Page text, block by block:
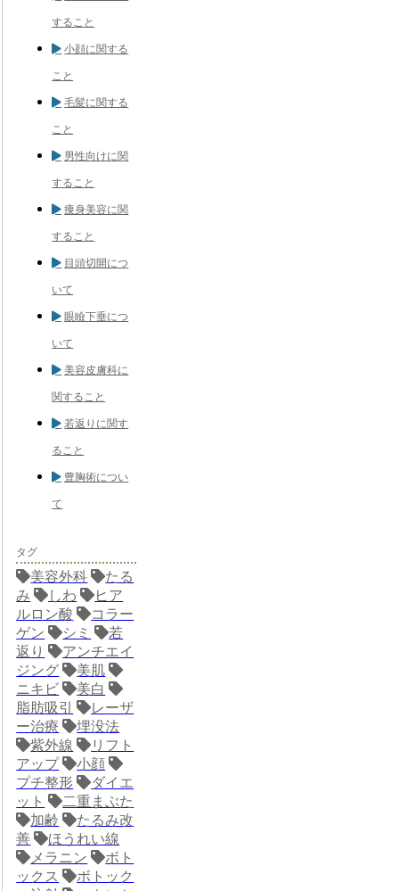
すること
小顔に関する
こと
毛髪に関する
こと
男性向けに関
すること
痩身美容に関
すること
目頭切開につ
いて
眼瞼下垂につ
いて
美容皮膚科に
関すること
若返りに関す
ること
豊胸術につい
て
タグ
美容外科
たる
み
しわ
ヒア
ルロン酸
コラー
ゲン
シミ
若
返り
アンチエイ
ジング
美肌
ニキビ
美白
脂肪吸引
レーザ
ー治療
埋没法
紫外線
リフト
アップ
小顔
プチ整形
ダイエ
ット
二重まぶた
加齢
たるみ改
善
ほうれい線
メラニン
ボト
ックス
ボトック